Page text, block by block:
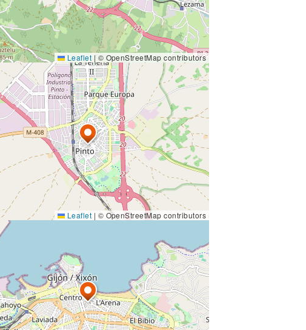
Leaflet | © OpenStreetMap contributors
Leaflet | © OpenStreetMap contributors